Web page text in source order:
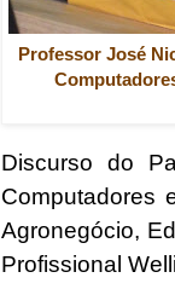
Professor José
Discurso do
Computadores
Agronegócio,
Profissional